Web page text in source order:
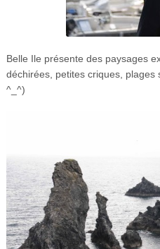
Belle Ile présente des paysages
déchirées, petites criques,
^_^)